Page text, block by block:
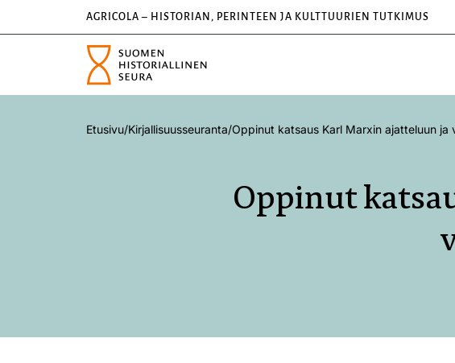
AGRICOLA – HISTORIAN, PERINTEEN JA KULTTUURIEN TUTKIMUS
Etusivu/Kirjallisuusseuranta/Oppinut katsaus Karl Marxin ajatteluun ja
Oppinut